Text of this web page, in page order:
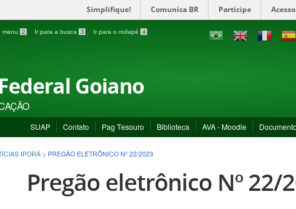
Simplifique! Comunica BR Participe
menu 2 Ir para a busca 3 Ir para o rodapé 4
Goiano
SUAP Contato Pag Tesouro Biblioteca AVA - Moodle
IPORÁ > PREGÃO ELETRÔNICO Nº 22/2023
Pregão eletrônico Nº 22/